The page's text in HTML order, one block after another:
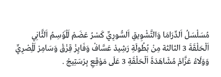
مُسَلْسَلُ اَلدِّرَامَا وَالتَّشْوِيقِ اَلسُّورِيِّ كَسْرُ عَضَمْ اَلْمَوْسِمُ اَلثَّانِي
اَلْحَلْقَةَ 3 الثالثة مِنْ بُطُولَةِ رَشِيدْ عَسَّافْ وَفَايِزْ قِزْقْ وَسَامِرْ اَلْمِصْرِيِّ
وَوَلَاءُ عَزَّامْ مُشَاهَدَةَ اَلْحَلْقَةِ 3 عَلَى مَوْقِعِ بِرْسَتِيجْ .